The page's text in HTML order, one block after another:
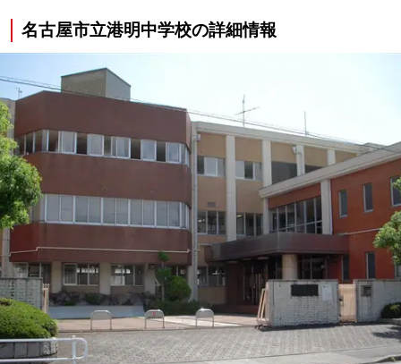
名古屋市立港明中学校の詳細情報